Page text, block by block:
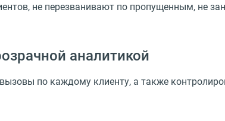
не перезванивают по пропущенным, не
аналитикой
по каждому клиенту, а также